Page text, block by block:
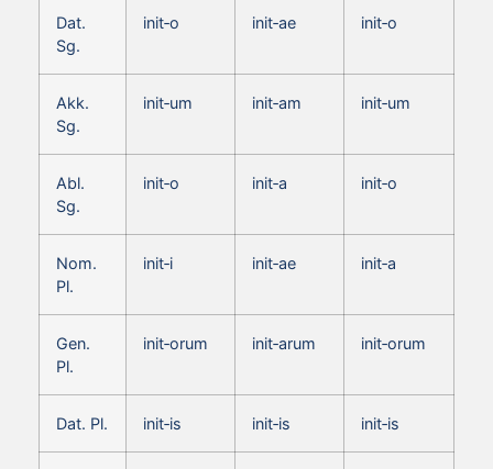
Dat.
Sg.
init‑o init‑ae init‑o
Akk.
Sg.
init‑um init‑am init‑um
Abl.
Sg.
init‑o init‑a init‑o
Nom.
Pl.
init‑i init‑ae init‑a
Gen.
Pl.
init‑orum init‑arum init‑orum
Dat. Pl. init‑is init‑is init‑is